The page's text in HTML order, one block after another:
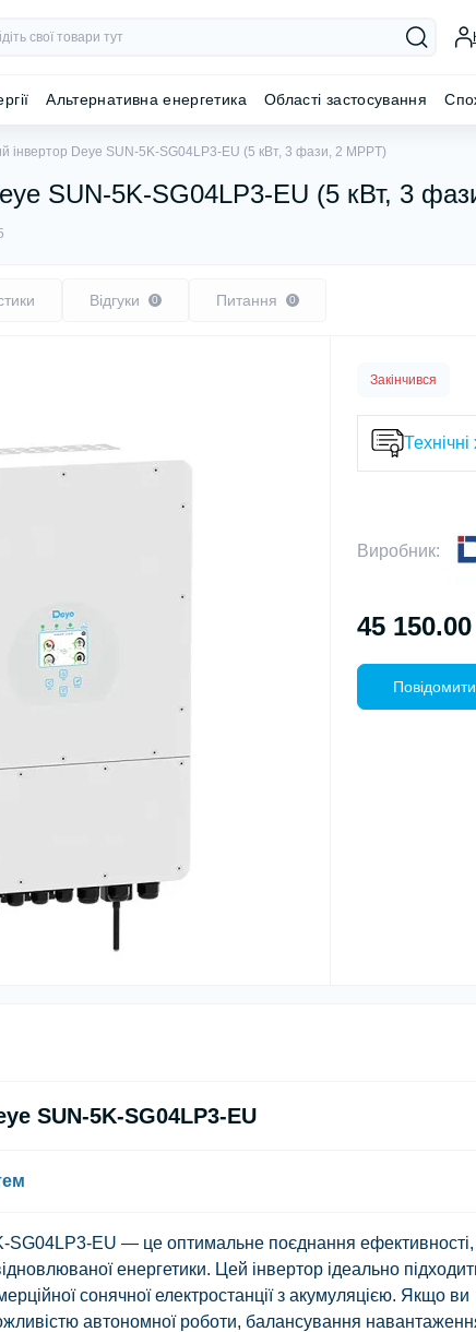
Альтернативна енергетика Області застосування
інвертор Deye SUN-5K-SG04LP3-EU (5 кВт, 3 фази, 2 MPPT)
SUN-5K-SG04LP3-EU (5 кВт, 3
Відгуки 0 Питання 0
Закінчився
Виробник:
45
SUN-5K-SG04LP3-EU
SG04LP3-EU — це оптимальне поєднання ефективності,
енергетики. Цей інвертор ідеально
сонячної електростанції з акумуляцією. Якщо ви
автономної роботи, балансування